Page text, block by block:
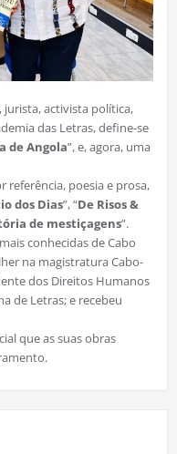
jurista, activista política,
das Letras, define-se
de Angola”, e, agora, uma
referência, poesia e prosa,
dos Dias”, “De Risos &
de mestiçagens”.
conhecidas de Cabo
na magistratura Cabo-
dos Direitos Humanos
de Letras; e recebeu
que as suas obras